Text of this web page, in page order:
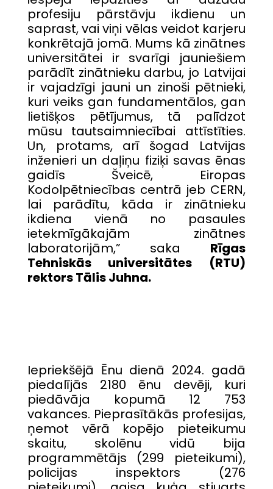
profesiju pārstāvju ikdienu un
saprast, vai viņi vēlas veidot karjeru
konkrētajā jomā. Mums kā zinātnes
universitātei ir svarīgi jauniešiem
parādīt zinātnieku darbu, jo Latvijai
ir vajadzīgi jauni un zinoši pētnieki,
kuri veiks gan fundamentālos, gan
lietišķos pētījumus, tā palīdzot
mūsu tautsaimniecībai attīstīties.
Un, protams, arī šogad Latvijas
inženieri un daļiņu fiziķi savas ēnas
gaidīs Šveicē, Eiropas
Kodolpētniecības centrā jeb CERN,
lai parādītu, kāda ir zinātnieku
ikdiena vienā no pasaules
ietekmīgākajām zinātnes
laboratorijām,” saka Rīgas
Tehniskās universitātes (RTU)
rektors Tālis Juhna.
Iepriekšējā Ēnu dienā 2024. gadā
piedalījās 2180 ēnu devēji, kuri
piedāvāja kopumā 12 753
vakances. Pieprasītākās profesijas,
ņemot vērā kopējo pieteikumu
skaitu, skolēnu vidū bija
programmētājs (299 pieteikumi),
policijas inspektors (276